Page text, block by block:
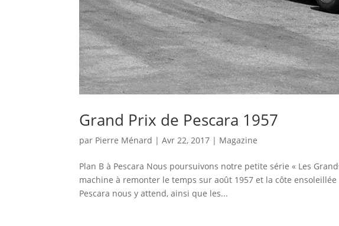
Grand Prix de Pescara 1957
par Pierre Ménard |Avr 22, 2017 | Magazine
Plan B à Pescara Nous poursuivons notre petite série « Les
machine à remonter le temps sur août 1957 et la côte
Pescara nous y attend, ainsi que les...